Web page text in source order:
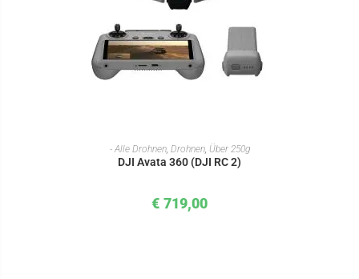
IN DEN WARENKORB
- Alle Drohnen, Drohnen, Über 250g
DJI Avata 360 (DJI RC 2)
€ 719,00